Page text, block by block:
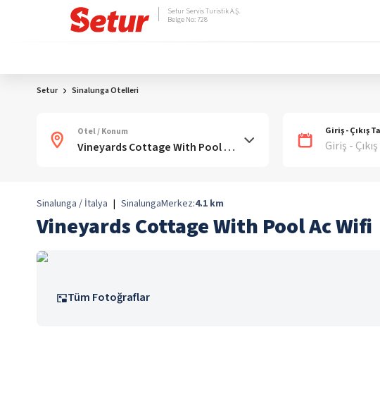
Setur Servis Turistik A.Ş.
Belge No: 728
Setur Sinalunga Otelleri
Otel / Konum Giriş - Çıkış
Giriş -
Sinalunga / İtalya | SinalungaMerkez:4.1 km
Vineyards Cottage With Pool Ac Wifi
Tüm Fotoğraflar